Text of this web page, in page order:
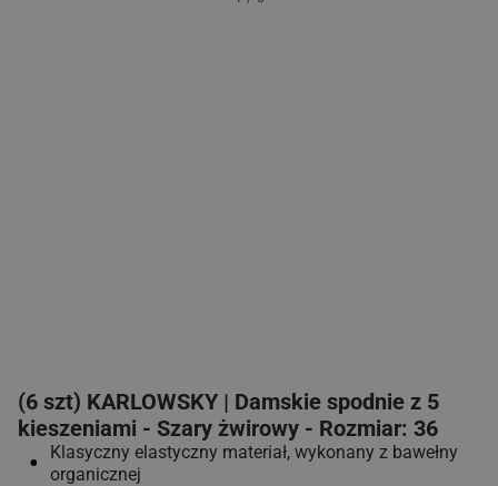
(6 szt) KARLOWSKY | Damskie spodnie z 5
kieszeniami - Szary żwirowy - Rozmiar: 36
Klasyczny elastyczny materiał, wykonany z bawełny
organicznej